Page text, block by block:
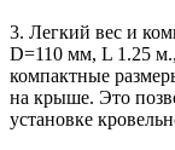
3. Легкий вес и
D=110 мм, L 1.25
компактные
на крыше. Это
установке